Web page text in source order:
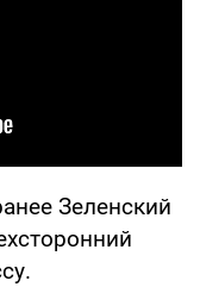
Зеленский